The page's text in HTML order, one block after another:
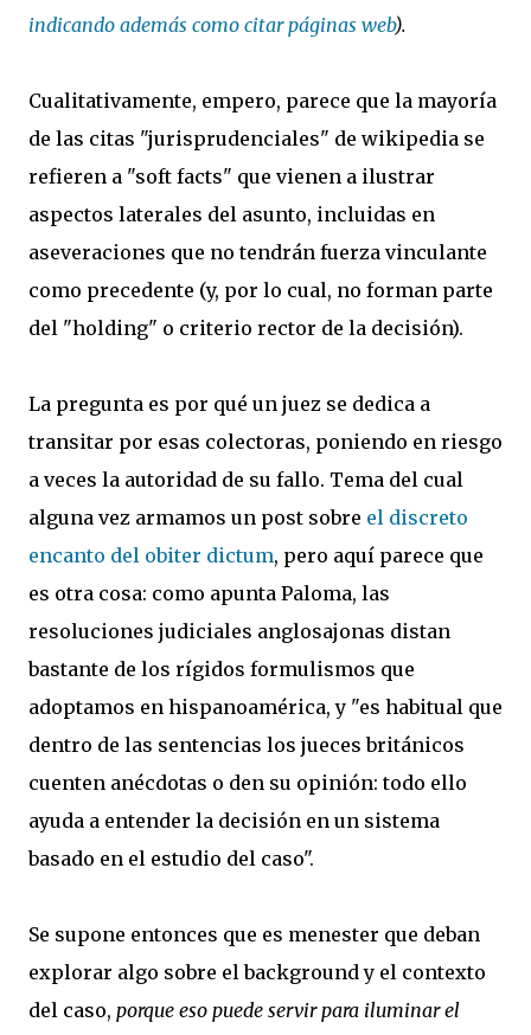
indicando además como citar páginas web).
Cualitativamente, empero, parece que la mayoría
de las citas "jurisprudenciales" de wikipedia se
refieren a "soft facts" que vienen a ilustrar
aspectos laterales del asunto, incluidas en
aseveraciones que no tendrán fuerza vinculante
como precedente (y, por lo cual, no forman parte
del "holding" o criterio rector de la decisión).
La pregunta es por qué un juez se dedica a
transitar por esas colectoras, poniendo en riesgo
a veces la autoridad de su fallo. Tema del cual
alguna vez armamos un post sobre el discreto
encanto del obiter dictum, pero aquí parece que
es otra cosa: como apunta Paloma, las
resoluciones judiciales anglosajonas distan
bastante de los rígidos formulismos que
adoptamos en hispanoamérica, y "es habitual que
dentro de las sentencias los jueces británicos
cuenten anécdotas o den su opinión: todo ello
ayuda a entender la decisión en un sistema
basado en el estudio del caso".
Se supone entonces que es menester que deban
explorar algo sobre el background y el contexto
del caso, porque eso puede servir para iluminar el